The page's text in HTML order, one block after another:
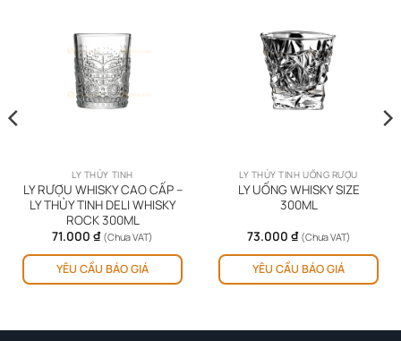
LY THỦY TINH
LY RƯỢU WHISKY CAO CẤP –
LY THỦY TINH DELI WHISKY
ROCK 300ML
71.000 ₫ (Chưa VAT)
YÊU CẦU BÁO GIÁ
LY THỦY TINH UỐNG RƯỢU
LY UỐNG WHISKY SIZE
300ML
73.000 ₫ (Chưa VAT)
YÊU CẦU BÁO GIÁ